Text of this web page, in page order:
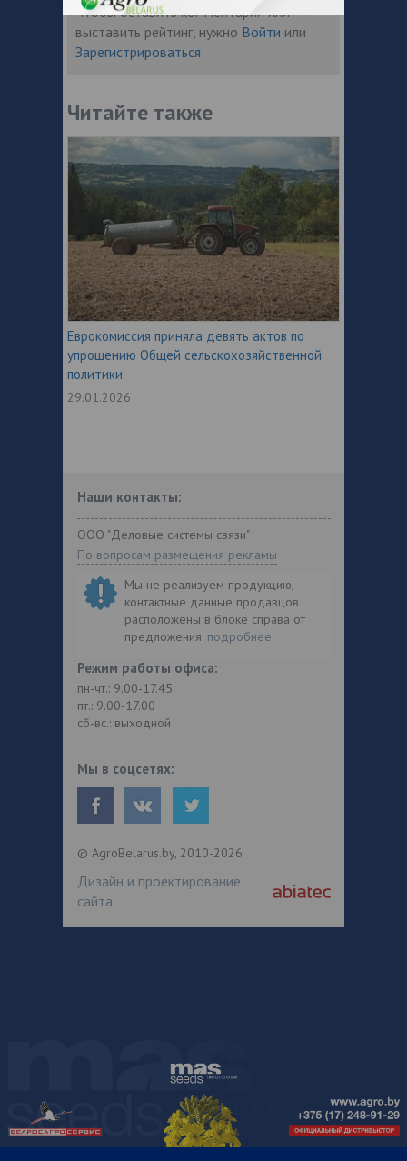
Чтобы оставить комментарий или
выставить рейтинг, нужно Войти или
Зарегистрироваться
Читайте также
Еврокомиссия приняла девять актов по
упрощению Общей сельскохозяйственной
политики
29.01.2026
Наши контакты:
ООО "Деловые системы связи"
По вопросам размещения рекламы
Мы не реализуем продукцию,
контактные данные продавцов
расположены в блоке справа от
предложения. подробнее
Режим работы офиса:
пн-чт.: 9.00-17.45
пт.: 9.00-17.00
сб-вс.: выходной
Мы в соцсетях:
© AgroBelarus.by, 2010-2026
Дизайн и проектирование
сайта